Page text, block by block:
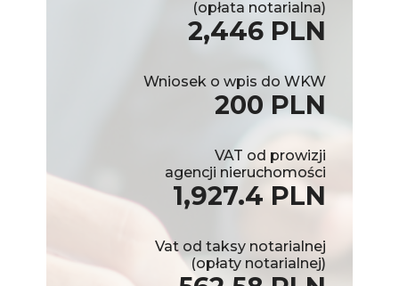
(opłata notarialna)
2,446 PLN
Wniosek o wpis do WKW
200 PLN
VAT od prowizji
agencji nieruchomości
1,927.4 PLN
Vat od taksy notarialnej
(opłaty notarialnej)